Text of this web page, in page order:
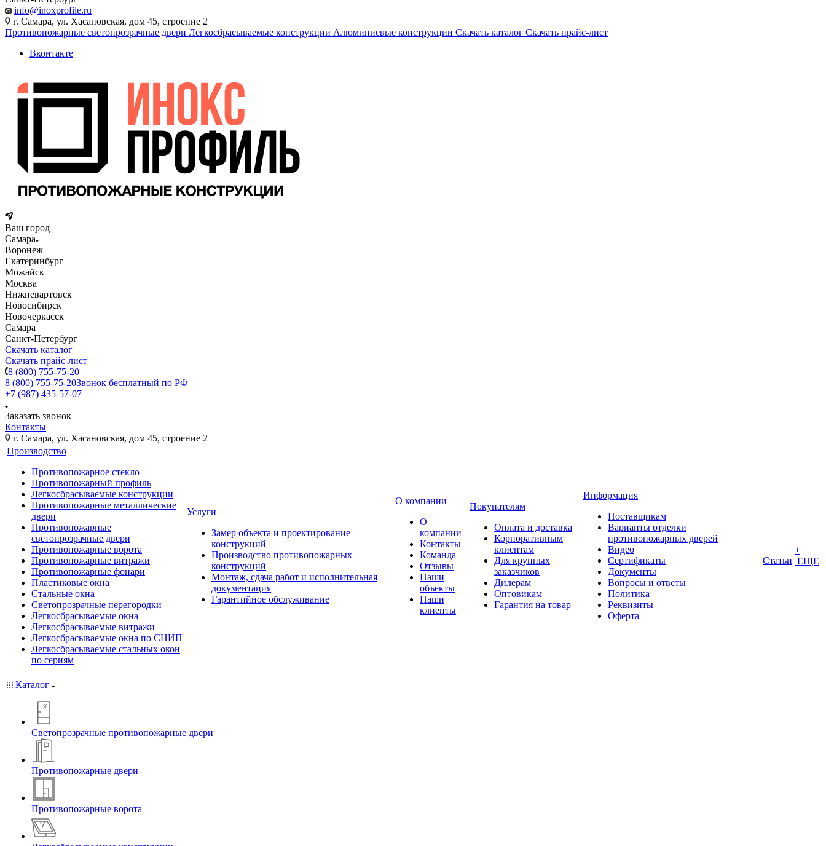
info@inoxprofile.ru
г. Самара, ул. Хасановская, дом 45, строение 2
Противопожарные светопрозрачные двери Легкосбрасываемые конструкции Алюминиевые конструкции Скачать каталог Скачать прайс-лист
Вконтакте
Ваш город
Самара
Воронеж
Екатеринбург
Можайск
Москва
Нижневартовск
Новосибирск
Новочеркасск
Самара
Санкт-Петербург
Скачать каталог
Скачать прайс-лист
8 (800) 755-75-20
8 (800) 755-75-20Звонок бесплатный по РФ
+7 (987) 435-57-07
Заказать звонок
Контакты
г. Самара, ул. Хасановская, дом 45, строение 2
Производство
Противопожарное стекло
Противопожарный профиль
Легкосбрасываемые конструкции
Противопожарные металлические
двери
Противопожарные
светопрозрачные двери
Противопожарные ворота
Противопожарные витражи
Противопожарные фонари
Пластиковые окна
Стальные окна
Светопрозрачные перегородки
Легкосбрасываемые окна
Легкосбрасываемые витражи
Легкосбрасываемые окна по СНИП
Легкосбрасываемые стальных окон
по сериям
Услуги
Замер объекта и проектирование
конструкций
Производство противопожарных
конструкций
Монтаж, сдача работ и исполнительная
документация
Гарантийное обслуживание
О компании
О
компании
Контакты
Команда
Отзывы
Наши
объекты
Наши
клиенты
Покупателям
Оплата и доставка
Корпоративным
клиентам
Для крупных
заказчиков
Дилерам
Оптовикам
Гарантия на товар
Информация
Поставщикам
Варианты отделки
противопожарных дверей
Видео
Сертификаты
Документы
Вопросы и ответы
Политика
Реквизиты
Оферта
Статьи
+
ЕЩЕ
Каталог
Светопрозрачные противопожарные двери
Противопожарные двери
Противопожарные ворота